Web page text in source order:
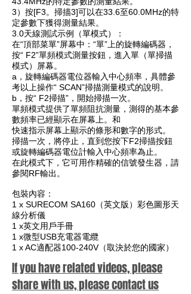
3）按[F3。掃描3]可以在33.6至60.0MHz的特
定參數下獲得測量結果。
3.0天線測試示例（單模式）：
在“頂部菜單”屏幕中：“單”上的旋轉編碼器，
按“ F2”單頻模式測量按鈕，進入單（單掃描
模式）屏幕。
a，旋轉編碼器電位器輸入中心頻率，具體參
考以上操作“ SCAN”掃描測量模式的說明。
b，按“ F2掃描”，開始掃描一次。
單頻模式提供了單頻阻抗測量，測得的基本參
數頻率已經顯示在屏幕上。和
快速指示屏幕上顯示的條形和數字的形式。
掃描一次，將停止，直到您按下F2掃描按鈕
或旋轉編碼器電位計輸入中心頻率為止。
在此模式下，它可用作精確的信號發生器，請
參閱RF輸出。
包裝內容：
1 x SURECOM SA160（英文版）彩色圖形天
線分析儀
1 x英文用戶手冊
1 x微型USB充電器電纜
1 x AC適配器100-240V（取決於您的國家）
If you have related videos, please
share with us, please contact us